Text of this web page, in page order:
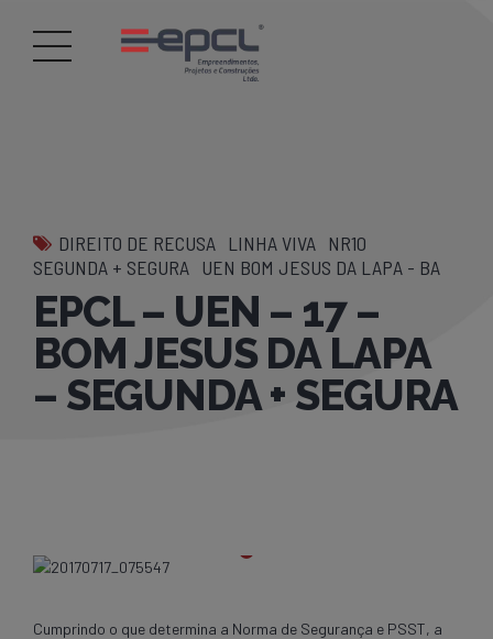
DIREITO DE RECUSA LINHA VIVA NR10
SEGUNDA + SEGURA UEN BOM JESUS DA LAPA - BA
EPCL – UEN – 17 –
BOM JESUS DA LAPA
– SEGUNDA + SEGURA
Cumprindo o que determina a Norma de Segurança e PSST, a